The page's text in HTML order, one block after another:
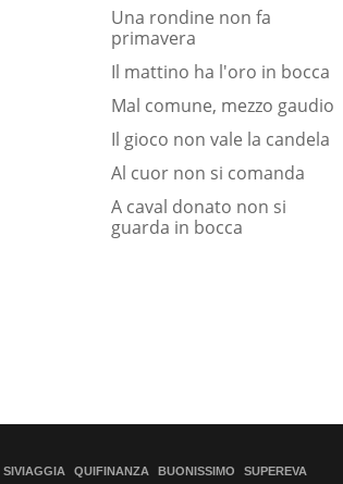
Una rondine non fa
primavera
Il mattino ha l'oro in bocca
Mal comune, mezzo gaudio
Il gioco non vale la candela
Al cuor non si comanda
A caval donato non si
guarda in bocca
SIVIAGGIA QUIFINANZA BUONISSIMO SUPEREVA